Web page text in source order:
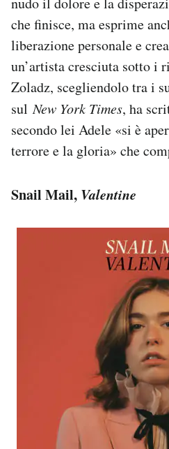
che finisce, ma esprime
liberazione personale e
un’artista cresciuta sotto i
Zoladz, scegliendolo tra i
sulNew York Times, ha
secondo lei Adele «si è
terrore e la gloria» che
Snail Mail, Valentine